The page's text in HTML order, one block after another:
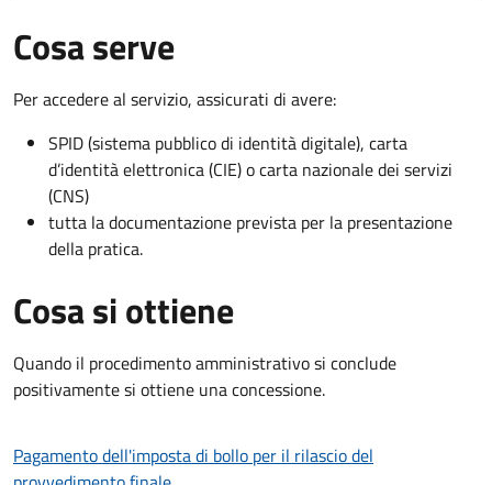
Cosa serve
Per accedere al servizio, assicurati di avere:
SPID (sistema pubblico di identità digitale), carta
d’identità elettronica (CIE) o carta nazionale dei servizi
(CNS)
tutta la documentazione prevista per la presentazione
della pratica.
Cosa si ottiene
Quando il procedimento amministrativo si conclude
positivamente si ottiene una concessione.
Pagamento dell'imposta di bollo per il rilascio del